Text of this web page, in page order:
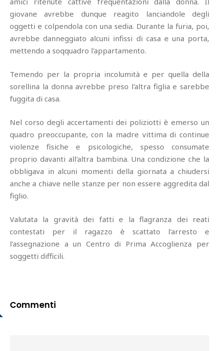
giovane avrebbe dunque reagito lanciandole degli
oggetti e colpendola con una sedia. Durante la furia, poi,
avrebbe danneggiato alcuni infissi di casa e una porta,
mettendo a soqquadro l'appartamento.
Temendo per la propria incolumità e per quella della
sorellina la donna avrebbe preso l'altra figlia e sarebbe
fuggita di casa.
Nel corso degli accertamenti dei poliziotti è emerso un
quadro preoccupante, con la madre vittima di continue
violenze fisiche e psicologiche, spesso consumate
proprio davanti all'altra bambina. Una condizione che la
obbligava in alcuni momenti della giornata a chiudersi
anche a chiave nelle stanze per non essere aggredita dal
figlio.
Valutata la gravità dei fatti e la flagranza dei reati
contestati per il ragazzo è scattato l'arresto e
l'assegnazione a un Centro di Prima Accoglienza per
soggetti difficili.
Commenti